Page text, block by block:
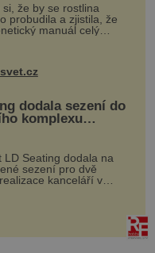
si, že by se rostlina
probudila a zjistila, že
manuál celý
dodala sezení do
komplexu
v Salfordu
LD Seating dodala na
sezení pro dvě
kanceláří v
v anglickém